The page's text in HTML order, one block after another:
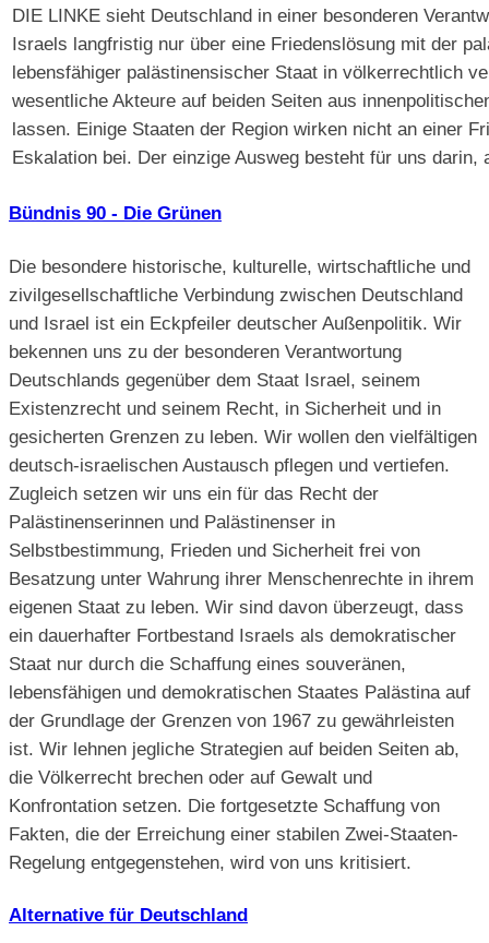
DIE LINKE sieht Deutschland in einer besonderen
Israels langfristig nur über eine Friedenslösung mit der
lebensfähiger palästinensischer Staat in völkerrechtlich
wesentliche Akteure auf beiden Seiten aus
lassen. Einige Staaten der Region wirken nicht an einer
Eskalation bei. Der einzige Ausweg besteht für uns
Bündnis 90 - Die Grünen
Die besondere historische, kulturelle, wirtschaftliche und
zivilgesellschaftliche Verbindung zwischen Deutschland
und Israel ist ein Eckpfeiler deutscher Außenpolitik. Wir
bekennen uns zu der besonderen Verantwortung
Deutschlands gegenüber dem Staat Israel, seinem
Existenzrecht und seinem Recht, in Sicherheit und in
gesicherten Grenzen zu leben. Wir wollen den vielfältigen
deutsch-israelischen Austausch pflegen und vertiefen.
Zugleich setzen wir uns ein für das Recht der
Palästinenserinnen und Palästinenser in
Selbstbestimmung, Frieden und Sicherheit frei von
Besatzung unter Wahrung ihrer Menschenrechte in ihrem
eigenen Staat zu leben. Wir sind davon überzeugt, dass
ein dauerhafter Fortbestand Israels als demokratischer
Staat nur durch die Schaffung eines souveränen,
lebensfähigen und demokratischen Staates Palästina auf
der Grundlage der Grenzen von 1967 zu gewährleisten
ist. Wir lehnen jegliche Strategien auf beiden Seiten ab,
die Völkerrecht brechen oder auf Gewalt und
Konfrontation setzen. Die fortgesetzte Schaffung von
Fakten, die der Erreichung einer stabilen Zwei-Staaten-
Regelung entgegenstehen, wird von uns kritisiert.
Alternative für Deutschland